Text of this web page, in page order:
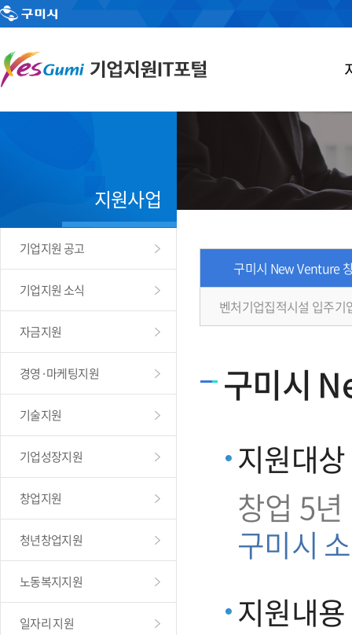
지원사업
기업지원 공고
기업지원 소식
자금지원
경영·마케팅지원
기술지원
기업성장지원
창업지원
청년창업지원
노동복지지원
일자리 지원
구미시 New Venture
벤처기업집적시설 입주기
구미시
지원대상
창업 5
구미시
지원내용